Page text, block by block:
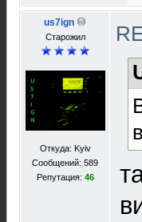
us7ign
Старожил
Откуда: Kyiv
Сообщений: 589
Репутация: 46